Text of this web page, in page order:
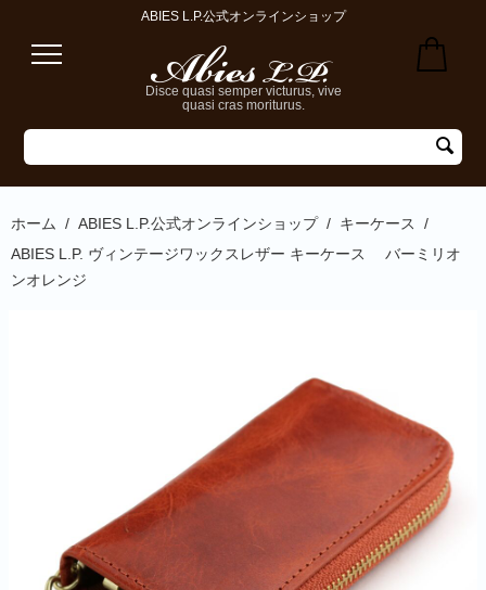
ABIES L.P.公式オンラインショップ
Disce quasi semper victurus, vive
quasi cras moriturus.
ホーム / ABIES L.P.公式オンラインショップ / キーケース
/
ABIES L.P. ヴィンテージワックスレザー キーケース バーミリオ
ンオレンジ